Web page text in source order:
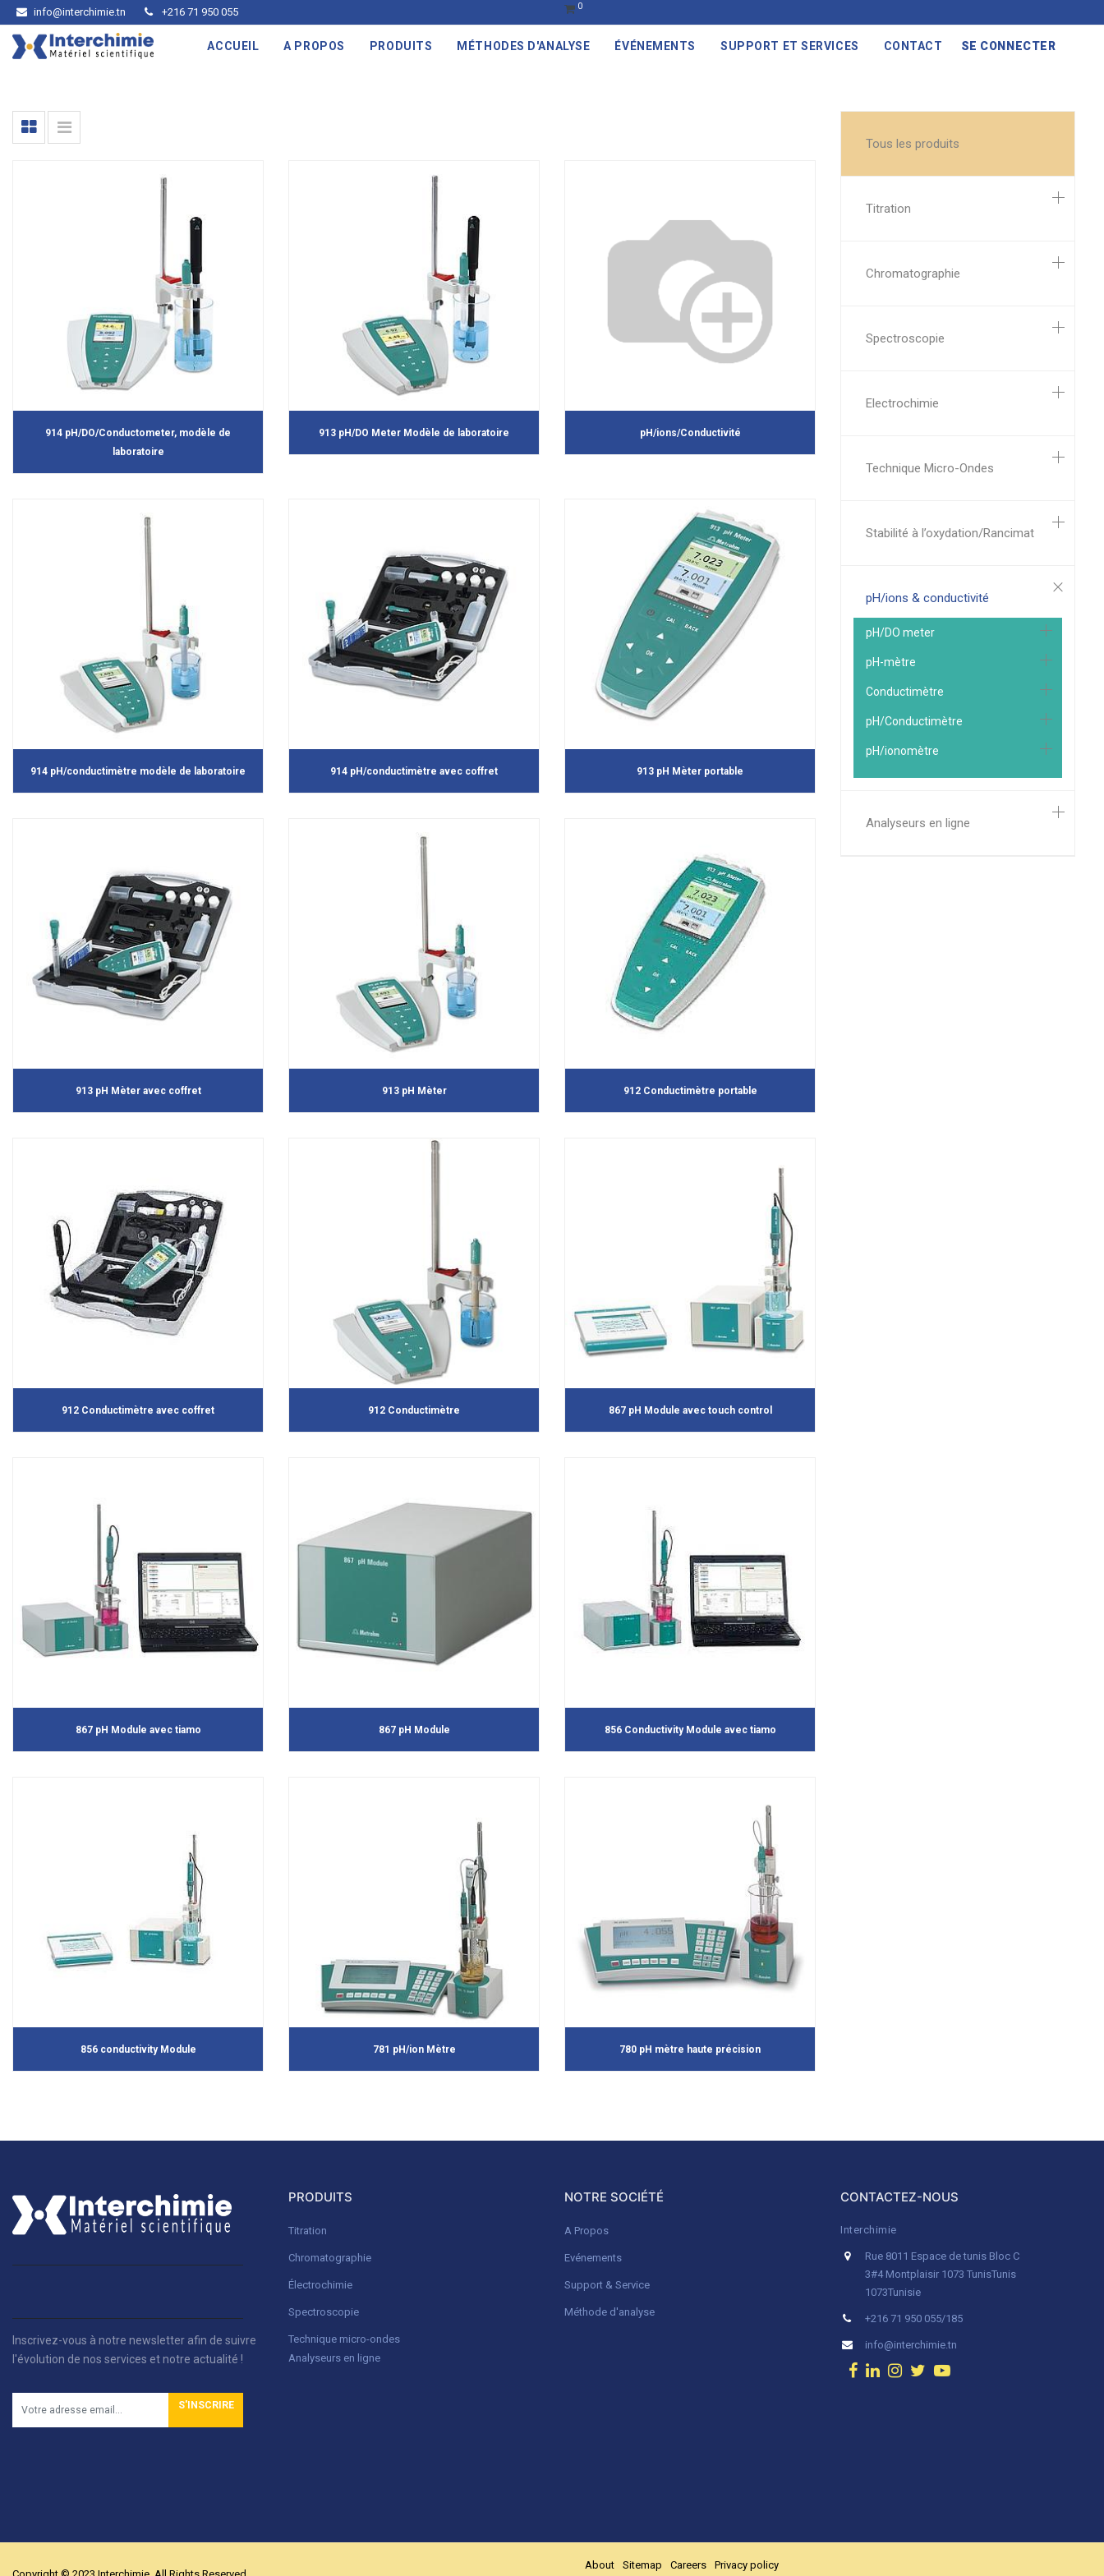
info@interchimie.tn +216 71 950 055 0
ACCUEIL A PROPOS PRODUITS MÉTHODES D'ANALYSE ÉVÉNEMENTS SUPPORT ET SERVICES CONTACT SE CONNECTER
Tous les produits
Titration
Chromatographie
Spectroscopie
Electrochimie
Technique Micro-Ondes
Stabilité à l’oxydation/Rancimat
pH/ions & conductivité
pH/DO meter
pH-mètre
Conductimètre
pH/Conductimètre
pH/ionomètre
Analyseurs en ligne
914 pH/DO/Conductometer, modèle de
laboratoire
913 pH/DO Meter Modèle de laboratoire pH/ions/Conductivité
914 pH/conductimètre modèle de laboratoire 914 pH/conductimètre avec coffret 913 pH Mèter portable
913 pH Mèter avec coffret 913 pH Mèter 912 Conductimètre portable
912 Conductimètre avec coffret 912 Conductimètre 867 pH Module avec touch control
867 pH Module avec tiamo 867 pH Module 856 Conductivity Module avec tiamo
856 conductivity Module 781 pH/ion Mètre 780 pH mètre haute précision
Inscrivez-vous à notre newsletter afin de suivre
l'évolution de nos services et notre actualité !
S'INSCRIRE
PRODUITS
Titration
Chromatographie
Électrochimie
Spectroscopie
Technique micro-ondes
Analyseurs en ligne
NOTRE SOCIÉTÉ
A Propos
Evénements
Support & Service
Méthode d'analyse
CONTACTEZ-NOUS
Interchimie
Rue 8011 Espace de tunis Bloc C
3#4 Montplaisir 1073 TunisTunis
1073Tunisie
+216 71 950 055/185
info@interchimie.tn
About Sitemap Careers Privacy policy